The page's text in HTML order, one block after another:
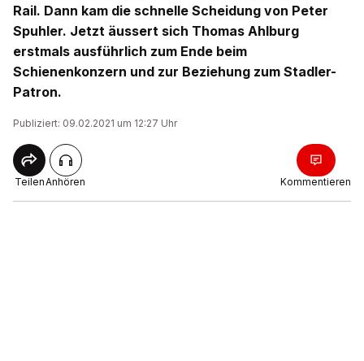
Rail. Dann kam die schnelle Scheidung von Peter
Spuhler. Jetzt äussert sich Thomas Ahlburg
erstmals ausführlich zum Ende beim
Schienenkonzern und zur Beziehung zum Stadler-
Patron.
Publiziert: 09.02.2021 um 12:27 Uhr
TeilenAnhören Kommentieren